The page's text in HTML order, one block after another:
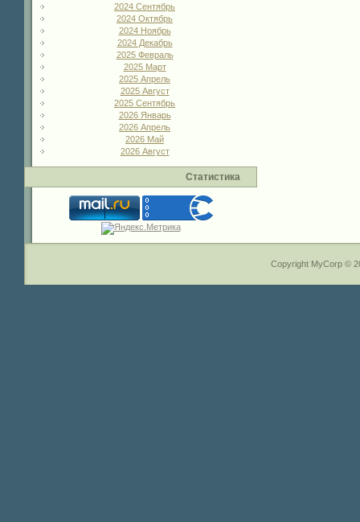
2024 Сентябрь
2024 Октябрь
2024 Ноябрь
2024 Декабрь
2025 Февраль
2025 Март
2025 Апрель
2025 Август
2025 Сентябрь
2026 Январь
2026 Апрель
2026 Май
2026 Август
Статистика
Copyright MyCorp ©